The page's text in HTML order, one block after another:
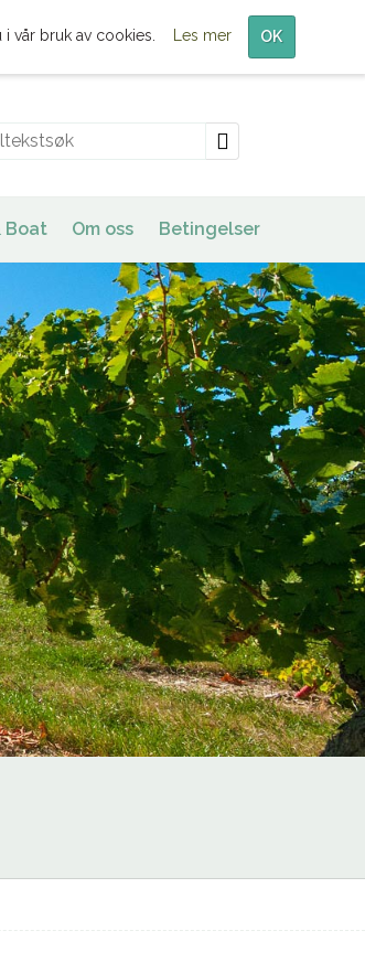
Boat Om oss Betingelser
vår bruk av cookies. Les mer OK